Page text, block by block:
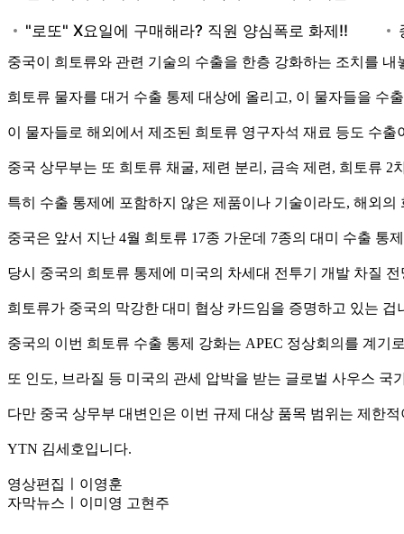
중국이 희토류와 관련 기술의 수출을 한층 강화하는 조치를 내
희토류 물자를 대거 수출 통제 대상에 올리고, 이 물자들을 수
이 물자들로 해외에서 제조된 희토류 영구자석 재료 등도 수출
중국 상무부는 또 희토류 채굴, 제련 분리, 금속 제련, 희토류
특히 수출 통제에 포함하지 않은 제품이나 기술이라도, 해외
중국은 앞서 지난 4월 희토류 17종 가운데 7종의 대미 수출 통
당시 중국의 희토류 통제에 미국의 차세대 전투기 개발 차질
희토류가 중국의 막강한 대미 협상 카드임을 증명하고 있는 겁
중국의 이번 희토류 수출 통제 강화는 APEC 정상회의를 계
또 인도, 브라질 등 미국의 관세 압박을 받는 글로벌 사우스
다만 중국 상무부 대변인은 이번 규제 대상 품목 범위는 제한
YTN 김세호입니다.
영상편집ㅣ이영훈
자막뉴스ㅣ이미영 고현주